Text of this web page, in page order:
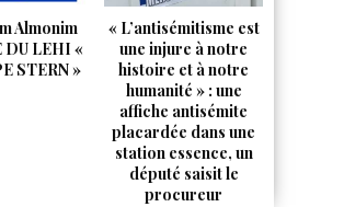
Almonim
DU LEHI «
STERN »
« L’antisémitisme est
une injure à notre
histoire et à notre
humanité » : une
affiche antisémite
placardée dans une
station essence, un
député saisit le
procureur